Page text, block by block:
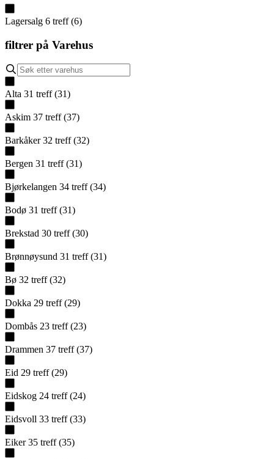
Lagersalg 6 treff (6)
filtrer på Varehus
Alta 31 treff (31)
Askim 37 treff (37)
Barkåker 32 treff (32)
Bergen 31 treff (31)
Bjørkelangen 34 treff (34)
Bodø 31 treff (31)
Brekstad 30 treff (30)
Brønnøysund 31 treff (31)
Bø 32 treff (32)
Dokka 29 treff (29)
Dombås 23 treff (23)
Drammen 37 treff (37)
Eid 29 treff (29)
Eidskog 24 treff (24)
Eidsvoll 33 treff (33)
Eiker 35 treff (35)